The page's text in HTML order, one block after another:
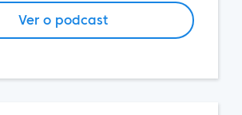
Ver o podcast